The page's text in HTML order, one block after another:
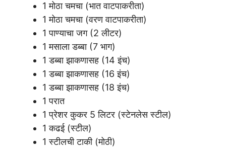
1 मोठा चमचा (भात वाटपाकरीता)
1 मोठा चमचा (वरण वाटपाकरीता)
1 पाण्याचा जग (2 लीटर)
1 मसाला डब्बा (7 भाग)
1 डब्बा झाकणासह (14 इंच)
1 डब्बा झाकणासह (16 इंच)
1 डब्बा झाकणासह (18 इंच)
1 परात
1 प्रेशर कुकर 5 लिटर (स्टेनलेस स्टील)
1 कढई (स्टील)
1 स्टीलची टाकी (मोठी)